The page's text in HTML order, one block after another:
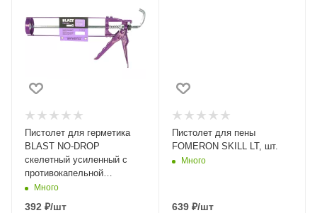
Пистолет для герметика
BLAST NO-DROP
скелетный усиленный с
противокапельной
системой, шт.
Много
392 ₽/шт
Пистолет для пены
FOMERON SKILL LT, шт.
Много
639₽/шт